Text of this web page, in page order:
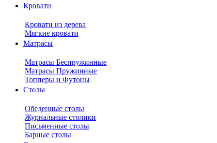
Кровати
Кровати из дерева
Мягкие кровати
Матрасы
Матрасы Беспружинные
Матрасы Пружинные
Топперы и Футоны
Столы
Обеденные столы
Журнальные столики
Письменные столы
Барные столы